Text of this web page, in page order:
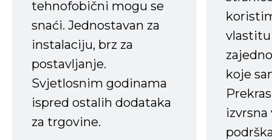
tehnofobični mogu se
snaći. Jednostavan za
instalaciju, brz za
postavljanje.
Svjetlosnim godinama
ispred ostalih dodataka
za trgovine.
koje